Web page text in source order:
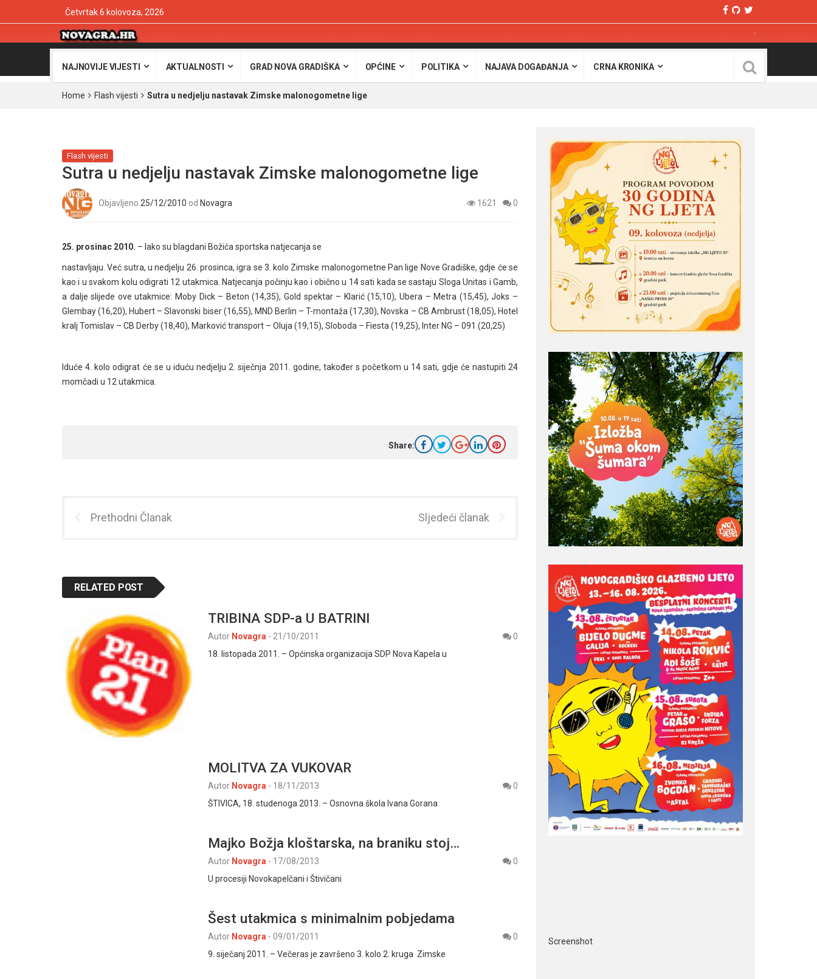
Četvrtak 6 kolovoza, 2026
NAJNOVIJE VIJESTI AKTUALNOSTI GRAD NOVA GRADIŠKA OPĆINE POLITIKA NAJAVA DOGAĐANJA CRNA KRONIKA
Home Flash vijesti Sutra u nedjelju nastavak Zimske malonogometne lige
Flash vijesti
Sutra u nedjelju nastavak Zimske malonogometne lige
Objavljeno 25/12/2010 od Novagra 1621 0
25. prosinac 2010. – Iako su blagdani Božića sportska natjecanja se
nastavljaju. Već sutra, u nedjelju 26. prosinca, igra se 3. kolo Zimske malonogometne Pan lige Nove Gradiške, gdje će se
kao i u svakom kolu odigrati 12 utakmica. Natjecanja počinju kao i obično u 14 sati kada se sastaju Sloga Unitas i Gamb,
a dalje slijede ove utakmice: Moby Dick – Beton (14,35), Gold spektar – Klarić (15,10), Ubera – Metra (15,45), Joks –
Glembay (16,20), Hubert – Slavonski biser (16,55), MND Berlin – T-montaža (17,30), Novska – CB Ambrust (18,05), Hotel
kralj Tomislav – CB Derby (18,40), Marković transport – Oluja (19,15), Sloboda – Fiesta (19,25), Inter NG – 091 (20,25)
Iduće 4. kolo odigrat će se u iduću nedjelju 2. siječnja 2011. godine, također s početkom u 14 sati, gdje će nastupiti 24
momčadi u 12 utakmica.
Share:
Prethodni Članak Sljedeći članak
RELATED POST
TRIBINA SDP-a U BATRINI
Autor Novagra - 21/10/2011
0
18. listopada 2011. – Općinska organizacija SDP Nova Kapela u
MOLITVA ZA VUKOVAR
Autor Novagra - 18/11/2013
0
ŠTIVICA, 18. studenoga 2013. – Osnovna škola Ivana Gorana
Majko Božja kloštarska, na braniku stoj…
Autor Novagra - 17/08/2013
0
U procesiji Novokapelčani i Štivičani
Šest utakmica s minimalnim pobjedama
Autor Novagra - 09/01/2011
0
9. siječanj 2011. – Večeras je završeno 3. kolo 2. kruga Zimske
Screenshot